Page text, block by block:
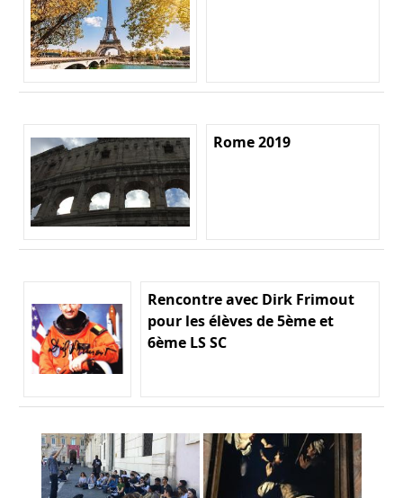
Rome 2019
Rencontre avec Dirk Frimout
pour les élèves de 5ème et
6ème LS SC